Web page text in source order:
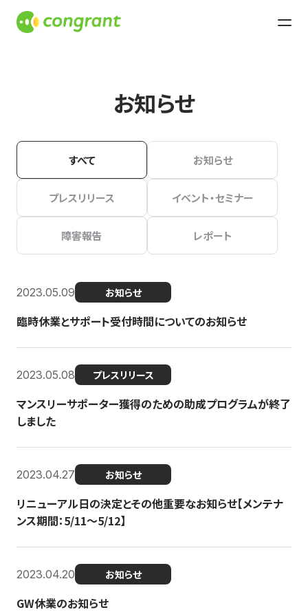
お知らせ
すべて お知らせ
プレスリリース イベント・セミナー
障害報告 レポート
2023.05.09 お知らせ
臨時休業とサポート受付時間についてのお知らせ
2023.05.08 プレスリリース
マンスリーサポーター獲得のための助成プログラムが終了
しました
2023.04.27 お知らせ
リニューアル日の決定とその他重要なお知らせ【メンテナ
ンス期間：5/11～5/12】
2023.04.20 お知らせ
GW休業のお知らせ